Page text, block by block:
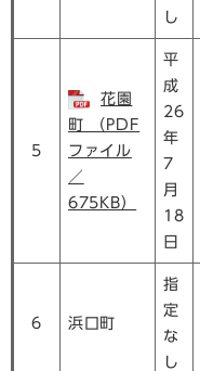
し
5
花園
町 （PDF
ファイル
／
675KB）
平
成
26
年
7
月
18
日
6 浜口町
指
定
な
し